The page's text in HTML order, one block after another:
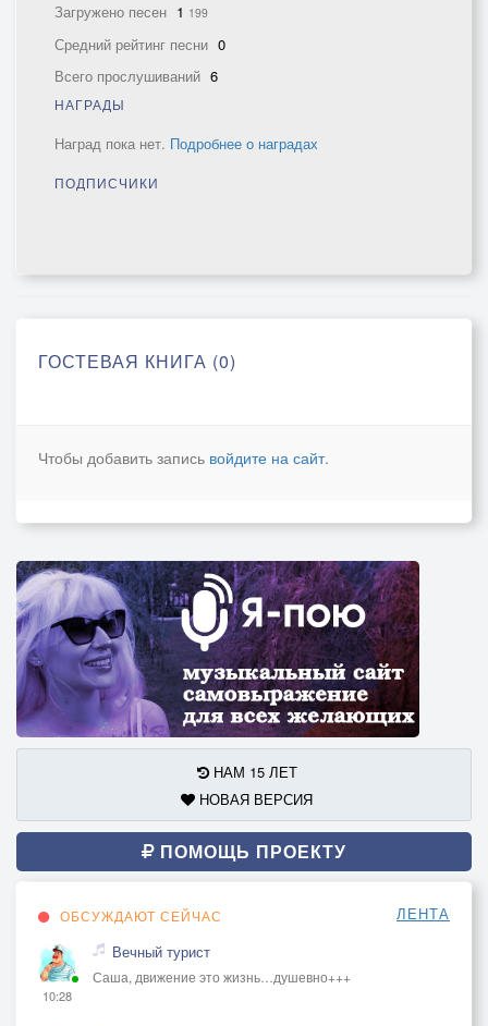
Загружено песен 1 199
Средний рейтинг песни 0
Всего прослушиваний 6
НАГРАДЫ
Наград пока нет. Подробнее о наградах
ПОДПИСЧИКИ
ГОСТЕВАЯ КНИГА (0)
Чтобы добавить запись войдите на сайт.
НАМ 15 ЛЕТ
НОВАЯ ВЕРСИЯ
ПОМОЩЬ ПРОЕКТУ
ОБСУЖДАЮТ СЕЙЧАС ЛЕНТА
10:28
Вечный турист
Саша, движение это жизнь…душевно+++